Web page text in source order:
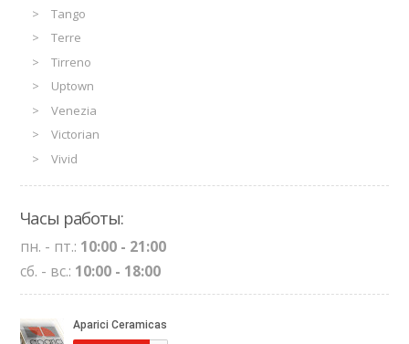
Tango
Terre
Tirreno
Uptown
Venezia
Victorian
Vivid
Часы работы:
пн. - пт.: 10:00 - 21:00
сб. - вс.: 10:00 - 18:00